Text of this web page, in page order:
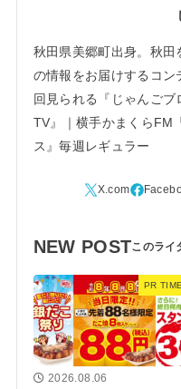
秋田県美郷町出身。秋
の情報をお届けするコ
回見られる『じゃんご
TV』｜横手かまくらFM
ス』毎週レギュラー
NEW POST
PR
2026.08.06